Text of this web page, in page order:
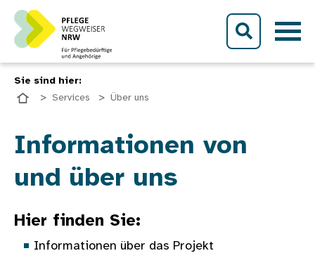
Direkt zum Inhalt
Sie sind hier:
Services
Über uns
BildInformationen von
und über uns
Hier finden Sie:
Informationen über das Projekt